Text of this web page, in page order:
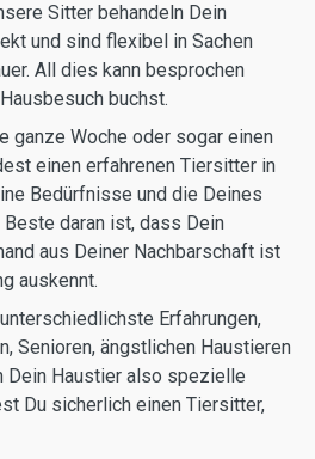
Sitter behandeln Dein
und sind flexibel in Sachen
All dies kann besprochen
buchst.
ganze Woche oder sogar einen
einen erfahrenen Tiersitter in
Bedürfnisse und die Deines
daran ist, dass Dein
aus Deiner Nachbarschaft ist
auskennt.
Erfahrungen,
Senioren, ängstlichen Haustieren
Dein Haustier also spezielle
Du sicherlich einen Tiersitter,